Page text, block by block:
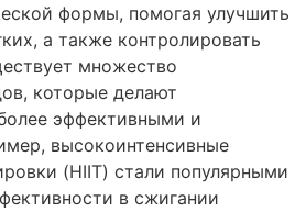
формы, помогая улучшить
а также контролировать
множество
которые делают
эффективными и
высокоинтенсивные
(HIIT) стали популярными
в сжигании